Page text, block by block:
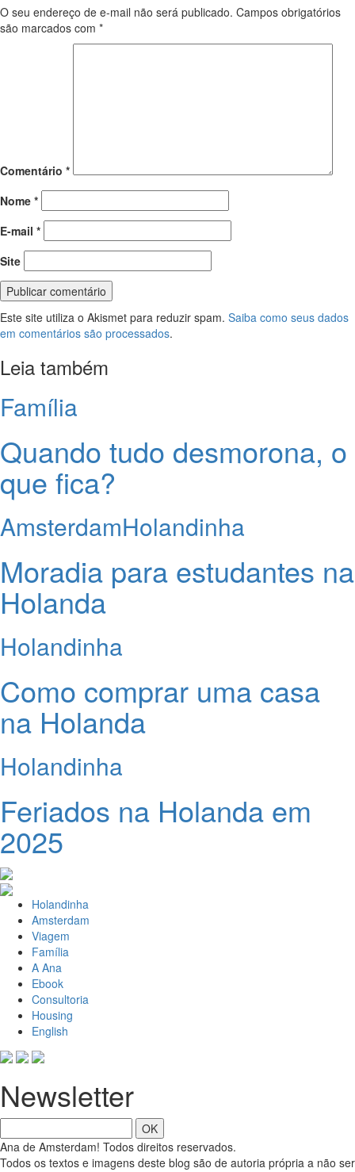
O seu endereço de e-mail não será publicado. Campos obrigatórios
são marcados com *
Comentário *
Nome *
E-mail *
Site
Este site utiliza o Akismet para reduzir spam. Saiba como seus dados
em comentários são processados.
Leia também
Família
Quando tudo desmorona, o
que fica?
AmsterdamHolandinha
Moradia para estudantes na
Holanda
Holandinha
Como comprar uma casa
na Holanda
Holandinha
Feriados na Holanda em
2025
Holandinha
Amsterdam
Viagem
Família
A Ana
Ebook
Consultoria
Housing
English
Newsletter
OK
Ana de Amsterdam! Todos direitos reservados.
Todos os textos e imagens deste blog são de autoria própria a não ser